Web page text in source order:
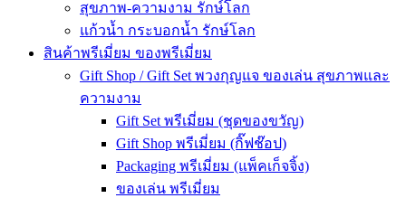
สุขภาพ-ความงาม รักษ์โลก
แก้วน้ำ กระบอกน้ำ รักษ์โลก
สินค้าพรีเมี่ยม ของพรีเมี่ยม
Gift Shop / Gift Set พวงกุญแจ ของเล่น สุขภาพและ
ความงาม
Gift Set พรีเมี่ยม (ชุดของขวัญ)
Gift Shop พรีเมี่ยม (กิ๊ฟช๊อป)
Packaging พรีเมี่ยม (แพ็คเก็จจิ้ง)
ของเล่น พรีเมี่ยม